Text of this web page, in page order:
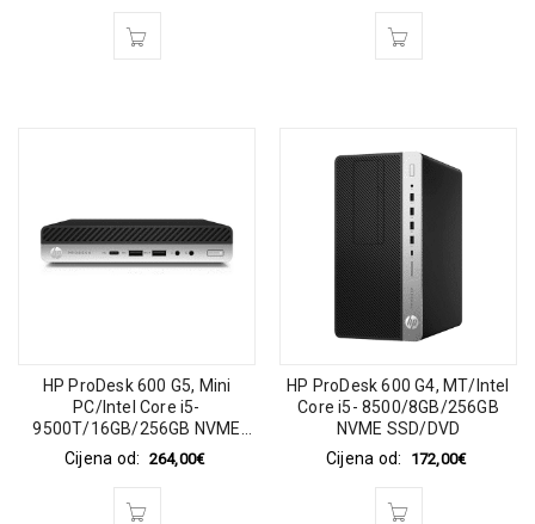
HP ProDesk 600 G5, Mini
PC/Intel Core i5-
9500T/16GB/256GB NVME
SSD / Windows 11 pro
Cijena od: 264,00€
HP ProDesk 600 G4, MT/Intel
Core i5- 8500/8GB/256GB
NVME SSD/DVD
Cijena od:
172,00€